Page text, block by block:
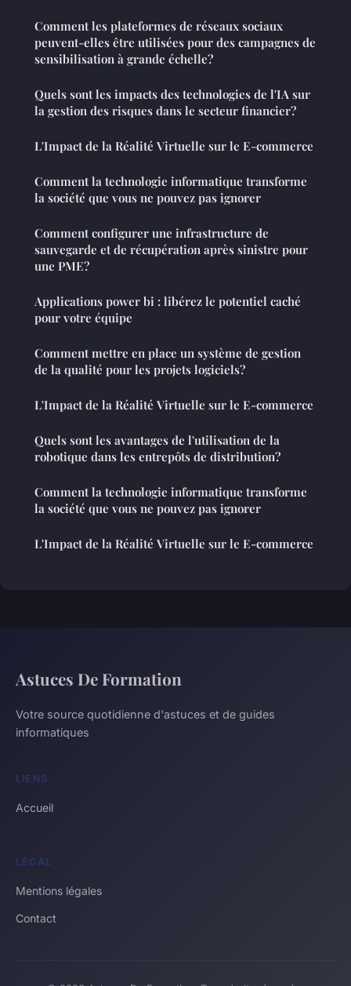
Comment les plateformes de réseaux sociaux
peuvent-elles être utilisées pour des campagnes de
sensibilisation à grande échelle?
Quels sont les impacts des technologies de l'IA sur
la gestion des risques dans le secteur financier?
L'Impact de la Réalité Virtuelle sur le E-commerce
Comment la technologie informatique transforme
la société que vous ne pouvez pas ignorer
Comment configurer une infrastructure de
sauvegarde et de récupération après sinistre pour
une PME?
Applications power bi : libérez le potentiel caché
pour votre équipe
Comment mettre en place un système de gestion
de la qualité pour les projets logiciels?
L'Impact de la Réalité Virtuelle sur le E-commerce
Quels sont les avantages de l'utilisation de la
robotique dans les entrepôts de distribution?
Comment la technologie informatique transforme
la société que vous ne pouvez pas ignorer
L'Impact de la Réalité Virtuelle sur le E-commerce
Astuces De Formation
Votre source quotidienne d'astuces et de guides
informatiques
LIENS
Accueil
LÉGAL
Mentions légales
Contact